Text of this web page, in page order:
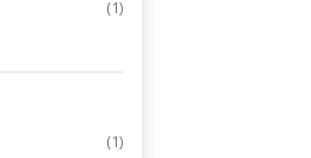
(1)
(1)